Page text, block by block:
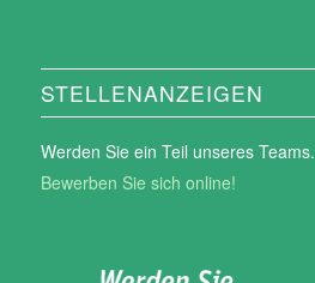
STELLENANZEIGEN
Werden Sie ein Teil unseres Teams.
Bewerben Sie sich online!